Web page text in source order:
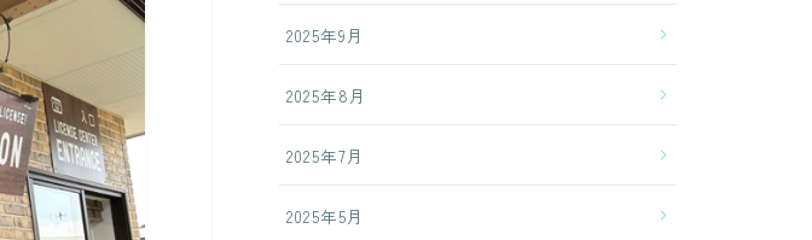
2025年9月
2025年8月
2025年7月
2025年5月